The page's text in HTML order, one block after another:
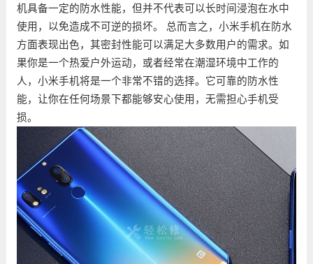
机具备一定的防水性能，但并不代表可以长时间浸泡在水中
使用，以免造成不可逆的损坏。 总而言之，小米手机在防水
方面表现出色，其密封性能可以满足大多数用户的需求。如
果你是一个热爱户外运动，或者经常在潮湿环境中工作的
人，小米手机将是一个非常不错的选择。它可靠的防水性
能，让你在任何场景下都能够安心使用，无需担心手机受
损。